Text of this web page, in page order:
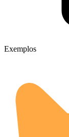
Exemplos